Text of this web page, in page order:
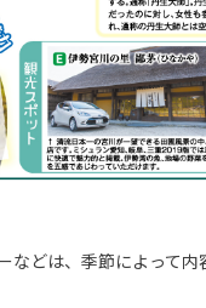
どは、季節によって内